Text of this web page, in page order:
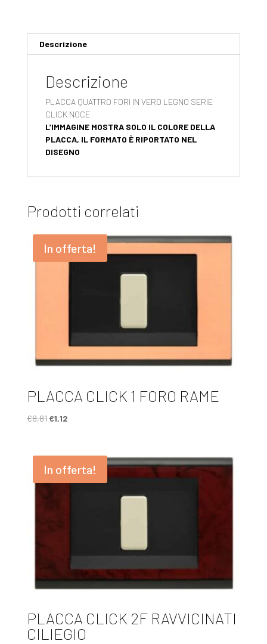
NOCE
quantità
Descrizione
Descrizione
PLACCA QUATTRO FORI IN VERO LEGNO SERIE
CLICK NOCE
L’IMMAGINE MOSTRA SOLO IL COLORE DELLA
PLACCA, IL FORMATO È RIPORTATO NEL
DISEGNO
Prodotti correlati
In offerta!
PLACCA CLICK 1 FORO RAME
€8,81 Il
era:
€8,81.
€1,12Il
è:
€1,12.
In offerta!
PLACCA CLICK 2F RAVVICINATI
CILIEGIO